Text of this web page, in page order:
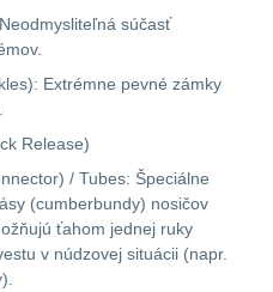
súčasť
Extrémne pevné zámky
Release)
/ Tubes: Špeciálne
(cumberbundy) nosičov
ťahom jednej ruky
v núdzovej situácii (napr.